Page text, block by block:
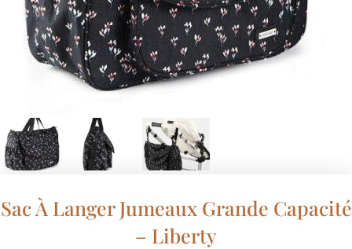
Sac À Langer Jumeaux Grande Capacité
– Liberty